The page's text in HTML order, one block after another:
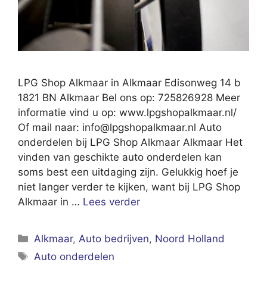
LPG Shop Alkmaar in Alkmaar Edisonweg 14 b
1821 BN Alkmaar Bel ons op: 725826928 Meer
informatie vind u op: www.lpgshopalkmaar.nl/
Of mail naar: info@lpgshopalkmaar.nl Auto
onderdelen bij LPG Shop Alkmaar Alkmaar Het
vinden van geschikte auto onderdelen kan
soms best een uitdaging zijn. Gelukkig hoef je
niet langer verder te kijken, want bij LPG Shop
Alkmaar in … Lees verder
Categorieën
Alkmaar,Auto bedrijven, Noord Holland
Tags
Auto onderdelen